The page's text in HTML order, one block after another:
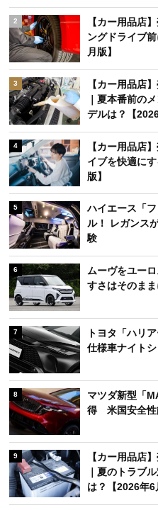
2
【カー用品店
ングドライブ
月版】
3
【カー用品店
｜夏本番前の
デルは？【
4
【カー用品店
イブを快適に
版】
5
ハイエース「
ル！ レガンス
験
6
ムーヴをユー
すさはそのま
7
トヨタ「ハリ
仕様車ナイト
8
マツダ新型「
得 米国安全性
9
【カー用品店
｜夏のトラブ
は？【2026年6